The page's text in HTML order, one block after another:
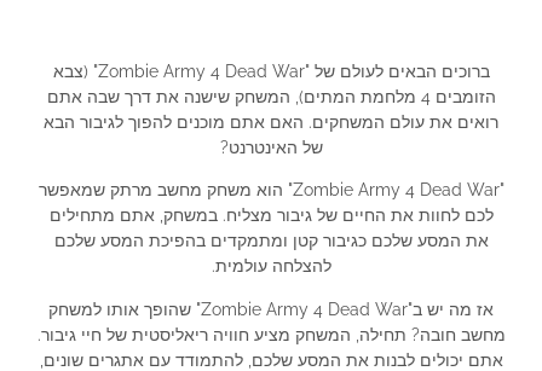
ברוכים הבאים לעולם של "Zombie Army 4 Dead War" (צבא
הזומבים 4 מלחמת המתים), המשחק שישנה את דרך שבה אתם
רואים את עולם המשחקים. האם אתם מוכנים להפוך לגיבור הבא
של האינטרנט?
"Zombie Army 4 Dead War" הוא משחק מחשב מרתק שמאפשר
לכם לחוות את החיים של גיבור מצליח. במשחק, אתם מתחילים
את המסע שלכם כגיבור קטן ומתמקדים בהפיכת המסע שלכם
להצלחה עולמית.
אז מה יש ב"Zombie Army 4 Dead War" שהופך אותו למשחק
מחשב חובה? תחילה, המשחק מציע חוויה ריאליסטית של חיי גיבור.
אתם יכולים לבנות את המסע שלכם, להתמודד עם אתגרים שונים,